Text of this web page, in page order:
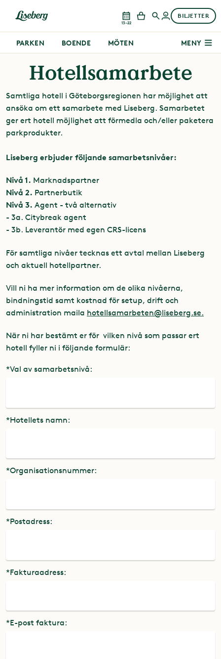
13–22
BILJETTER
PARKEN BOENDE MÖTEN MENY
Hotellsamarbete
Samtliga hotell i Göteborgsregionen har möjlighet att
ansöka om ett samarbete med Liseberg. Samarbetet
ger ert hotell möjlighet att förmedla och/eller paketera
parkprodukter.
Liseberg erbjuder följande samarbetsnivåer:
Nivå 1. Marknadspartner
Nivå 2. Partnerbutik
Nivå 3. Agent - två alternativ
- 3a. Citybreak agent
- 3b. Leverantör med egen CRS-licens
För samtliga nivåer tecknas ett avtal mellan Liseberg
och aktuell hotellpartner.
Vill ni ha mer information om de olika nivåerna,
bindningstid samt kostnad för setup, drift och
administration maila hotellsamarbeten@liseberg.se.
När ni har bestämt er för vilken nivå som passar ert
hotell fyller ni i följande formulär:
*Val av samarbetsnivå:
*Hotellets namn:
*Organisationsnummer:
*Postadress:
*Fakturaadress:
*E-post faktura: